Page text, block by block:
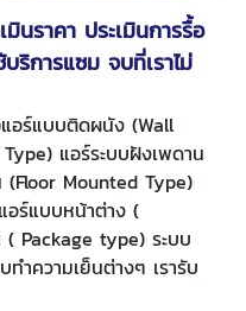
นราคา ประเมินการรื้อ
การแซม จบที่เราไม่
แอร์แบบติดผนัง (Wall
แอร์ระบบฝังเพดาน
Mounted Type)
ร์แบบหน้าต่าง (
Package type) ระบบ
ทำความเย็นต่างๆ เรารับ